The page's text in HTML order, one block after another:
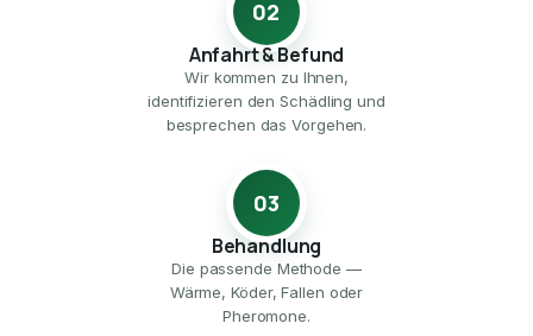
02
Anfahrt & Befund
Wir kommen zu Ihnen,
identifizieren den Schädling und
besprechen das Vorgehen.
03
Behandlung
Die passende Methode —
Wärme, Köder, Fallen oder
Pheromone.